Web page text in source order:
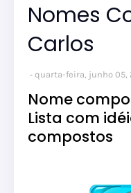
Nomes
Carlos
quarta-feira, junho 05,
Nome
Lista com
compostos